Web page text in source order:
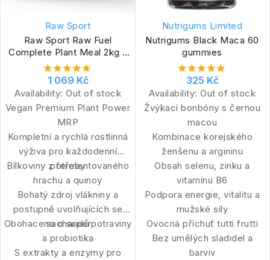
Raw Sport
Raw Sport Raw Fuel
Complete Plant Meal 2kg -
real strawberry
1 069 Kč
Availability: Out of stock
Vegan Premium Plant Power
MRP
Kompletní a rychlá rostlinná
výživa pro každodenní
potřeby
Bílkoviny z fermentovaného
hrachu a quinoy
Bohatý zdroj vlákniny a
postupně uvolňujících se
sacharidů
Obohaceno o superpotraviny
a probiotika
S extrakty a enzymy pro
Nutrigums Limited
Nutrigums Black Maca 60
gummies
325 Kč
Availability: Out of stock
Žvýkací bonbóny s černou
macou
Kombinace korejského
ženšenu a argininu
Obsah selenu, zinku a
vitamínu B6
Podpora energie, vitalitu a
mužské síly
Ovocná příchuť tutti frutti
Bez umělých sladidel a
barviv